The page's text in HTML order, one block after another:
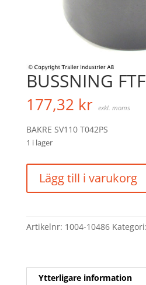
BUSSNING
177,32 kr exkl. moms
BAKRE SV110 T042PS
1 i lager
/
mängd
Lägg till i varukorg
Artikelnr: 1004-10486 Kategori:
Ytterligare information